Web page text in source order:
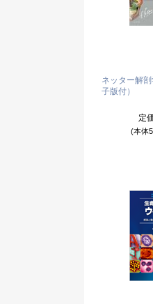
ネッター解
子版付）
定
(本体